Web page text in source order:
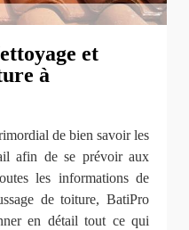
et
à
de bien savoir les
afin de se prévoir aux
les informations de
de toiture, BatiPro
en détail tout ce qui